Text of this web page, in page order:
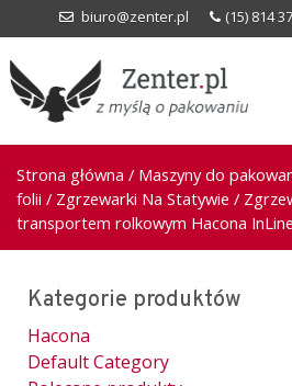
biuro@zenter.pl (15) 814
Strona główna / Maszyny do
folii / Zgrzewarki Na Statywie /
transportem rolkowym Hacona
Kategorie produktów
Hacona
Default Category